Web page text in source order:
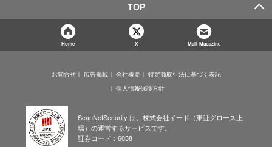
TOP
Home X Mail Magazine
お問合せ 広告掲載 会社概要
特定商取引法に基づく表記
個人情報保護方針
ScanNetSecurity は、株式会社イード（東証グロース上
場）の運営するサービスです。
証券コード：6038